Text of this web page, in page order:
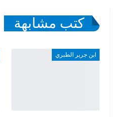
كتب مشابهة
ابن جرير الطبري